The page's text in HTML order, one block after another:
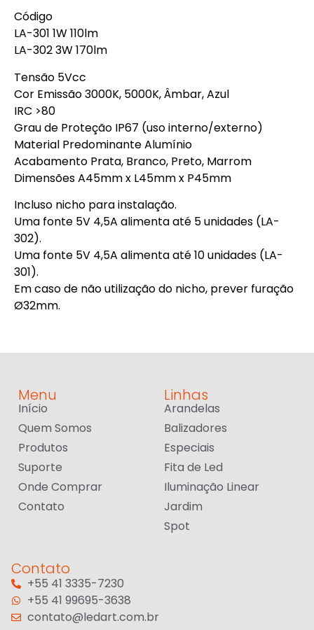
Código
LA-301 1W 110lm
LA-302 3W 170lm
Tensão 5Vcc
Cor Emissão 3000K, 5000K, Âmbar, Azul
IRC >80
Grau de Proteção IP67 (uso interno/externo)
Material Predominante Alumínio
Acabamento Prata, Branco, Preto, Marrom
Dimensões A45mm x L45mm x P45mm
Incluso nicho para instalação.
Uma fonte 5V 4,5A alimenta até 5 unidades (LA-
302).
Uma fonte 5V 4,5A alimenta até 10 unidades (LA-
301).
Em caso de não utilização do nicho, prever furação
Ø32mm.
Menu
Início
Quem Somos
Produtos
Suporte
Onde Comprar
Contato
Linhas
Arandelas
Balizadores
Especiais
Fita de Led
Iluminação Linear
Jardim
Spot
Contato
+55 41 3335-7230
+55 41 99695-3638
contato@ledart.com.br